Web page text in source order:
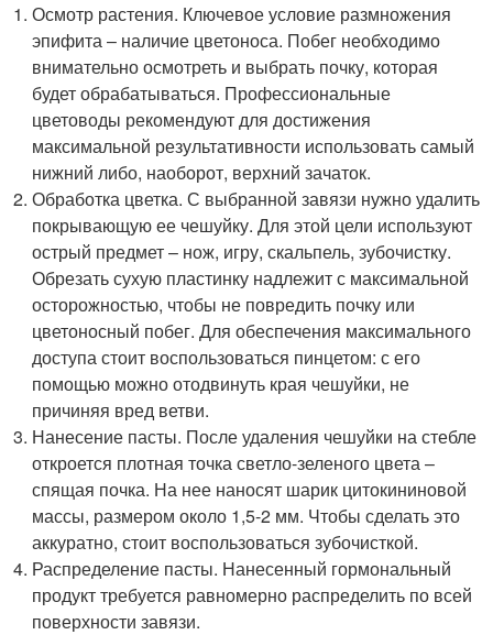
Осмотр растения. Ключевое условие размножения
эпифита – наличие цветоноса. Побег необходимо
внимательно осмотреть и выбрать почку, которая
будет обрабатываться. Профессиональные
цветоводы рекомендуют для достижения
максимальной результативности использовать самый
нижний либо, наоборот, верхний зачаток.
Обработка цветка. С выбранной завязи нужно удалить
покрывающую ее чешуйку. Для этой цели используют
острый предмет – нож, игру, скальпель, зубочистку.
Обрезать сухую пластинку надлежит с максимальной
осторожностью, чтобы не повредить почку или
цветоносный побег. Для обеспечения максимального
доступа стоит воспользоваться пинцетом: с его
помощью можно отодвинуть края чешуйки, не
причиняя вред ветви.
Нанесение пасты. После удаления чешуйки на стебле
откроется плотная точка светло-зеленого цвета –
спящая почка. На нее наносят шарик цитокининовой
массы, размером около 1,5-2 мм. Чтобы сделать это
аккуратно, стоит воспользоваться зубочисткой.
Распределение пасты. Нанесенный гормональный
продукт требуется равномерно распределить по всей
поверхности завязи.